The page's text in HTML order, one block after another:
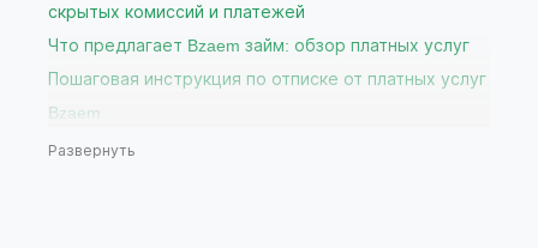
скрытых комиссий и платежей
Что предлагает Bzaem займ: обзор платных услуг
Пошаговая инструкция по отписке от платных услуг
Bzaem
Через личный кабинет на сайте
Развернуть